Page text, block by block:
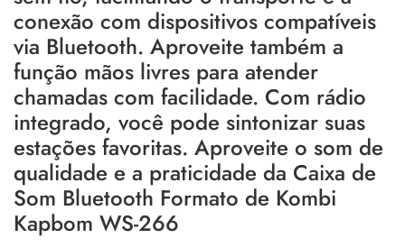
conexão com dispositivos compatíveis
via Bluetooth. Aproveite também a
função mãos livres para atender
chamadas com facilidade. Com rádio
integrado, você pode sintonizar suas
estações favoritas. Aproveite o som de
qualidade e a praticidade da Caixa de
Som Bluetooth Formato de Kombi
Kapbom WS-266